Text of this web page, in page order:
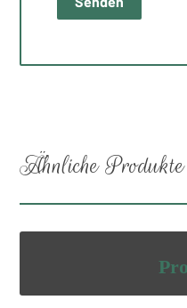
Ähnliche Produkte